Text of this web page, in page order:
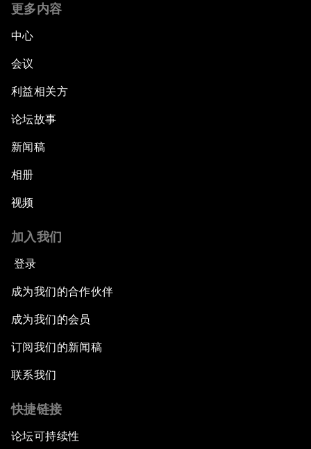
更多内容
中心
会议
利益相关方
论坛故事
新闻稿
相册
视频
加入我们
登录
成为我们的合作伙伴
成为我们的会员
订阅我们的新闻稿
联系我们
快捷链接
论坛可持续性